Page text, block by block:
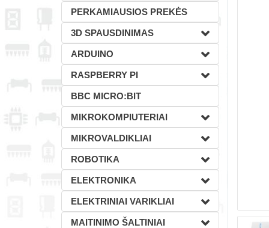
PERKAMIAUSIOS PREKĖS
3D SPAUSDINIMAS
ARDUINO
RASPBERRY PI
BBC MICRO:BIT
MIKROKOMPIUTERIAI
MIKROVALDIKLIAI
ROBOTIKA
ELEKTRONIKA
ELEKTRINIAI VARIKLIAI
MAITINIMO ŠALTINIAI